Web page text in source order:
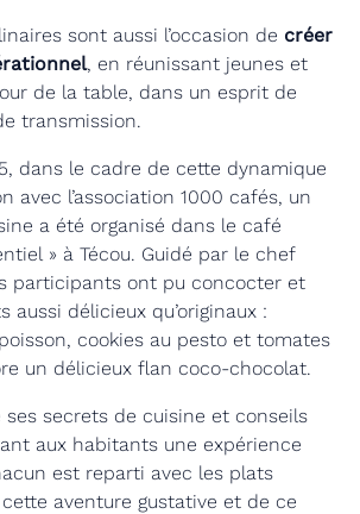
sont aussi l’occasion de créer
, en réunissant jeunes et
de la table, dans un esprit de
transmission.
dans le cadre de cette dynamique
avec l’association 1000 cafés, un
a été organisé dans le café
» à Técou. Guidé par le chef
participants ont pu concocter et
aussi délicieux qu’originaux :
cookies au pesto et tomates
un délicieux flan coco-chocolat.
ses secrets de cuisine et conseils
aux habitants une expérience
est reparti avec les plats
aventure gustative et de ce